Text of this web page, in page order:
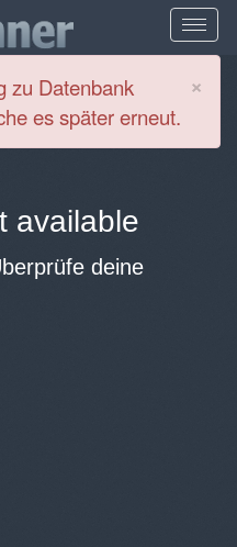
×
zu Datenbank
es später erneut.
available
deine